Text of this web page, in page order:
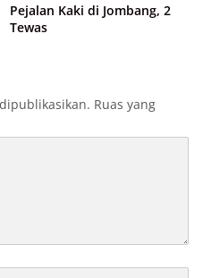
Pejalan Kaki di Jombang, 2
Tewas
Ruas yang